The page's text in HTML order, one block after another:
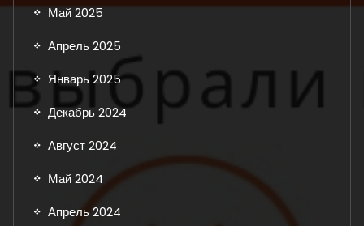
Май 2025
Апрель 2025
Январь 2025
Декабрь 2024
Август 2024
Май 2024
Апрель 2024